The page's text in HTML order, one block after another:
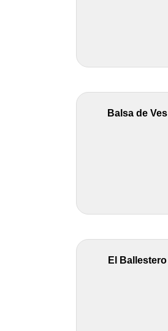
Balsa de Ves
El Ballestero